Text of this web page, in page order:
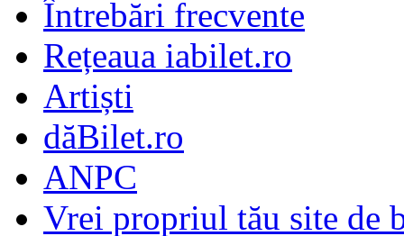
Întrebări frecvente
Rețeaua iabilet.ro
Artiști
dăBilet.ro
ANPC
Vrei propriul tău site de